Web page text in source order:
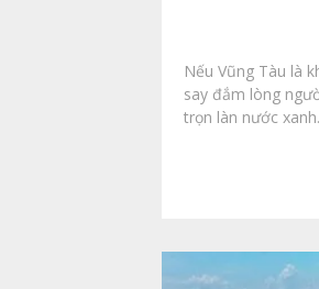
Nếu Vũng Tàu là
say đắm lòng
trọn làn nước